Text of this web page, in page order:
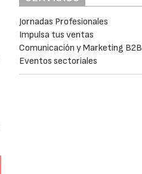
Jornadas Profesionales
Impulsa tus ventas
Comunicación y Marketing B2B
Eventos sectoriales